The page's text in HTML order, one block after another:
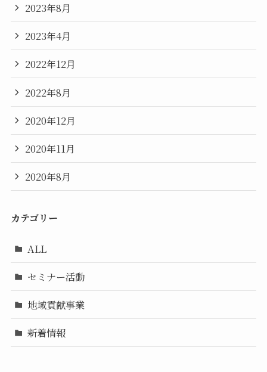
2023年8月
2023年4月
2022年12月
2022年8月
2020年12月
2020年11月
2020年8月
カテゴリー
ALL
セミナー活動
地域貢献事業
新着情報